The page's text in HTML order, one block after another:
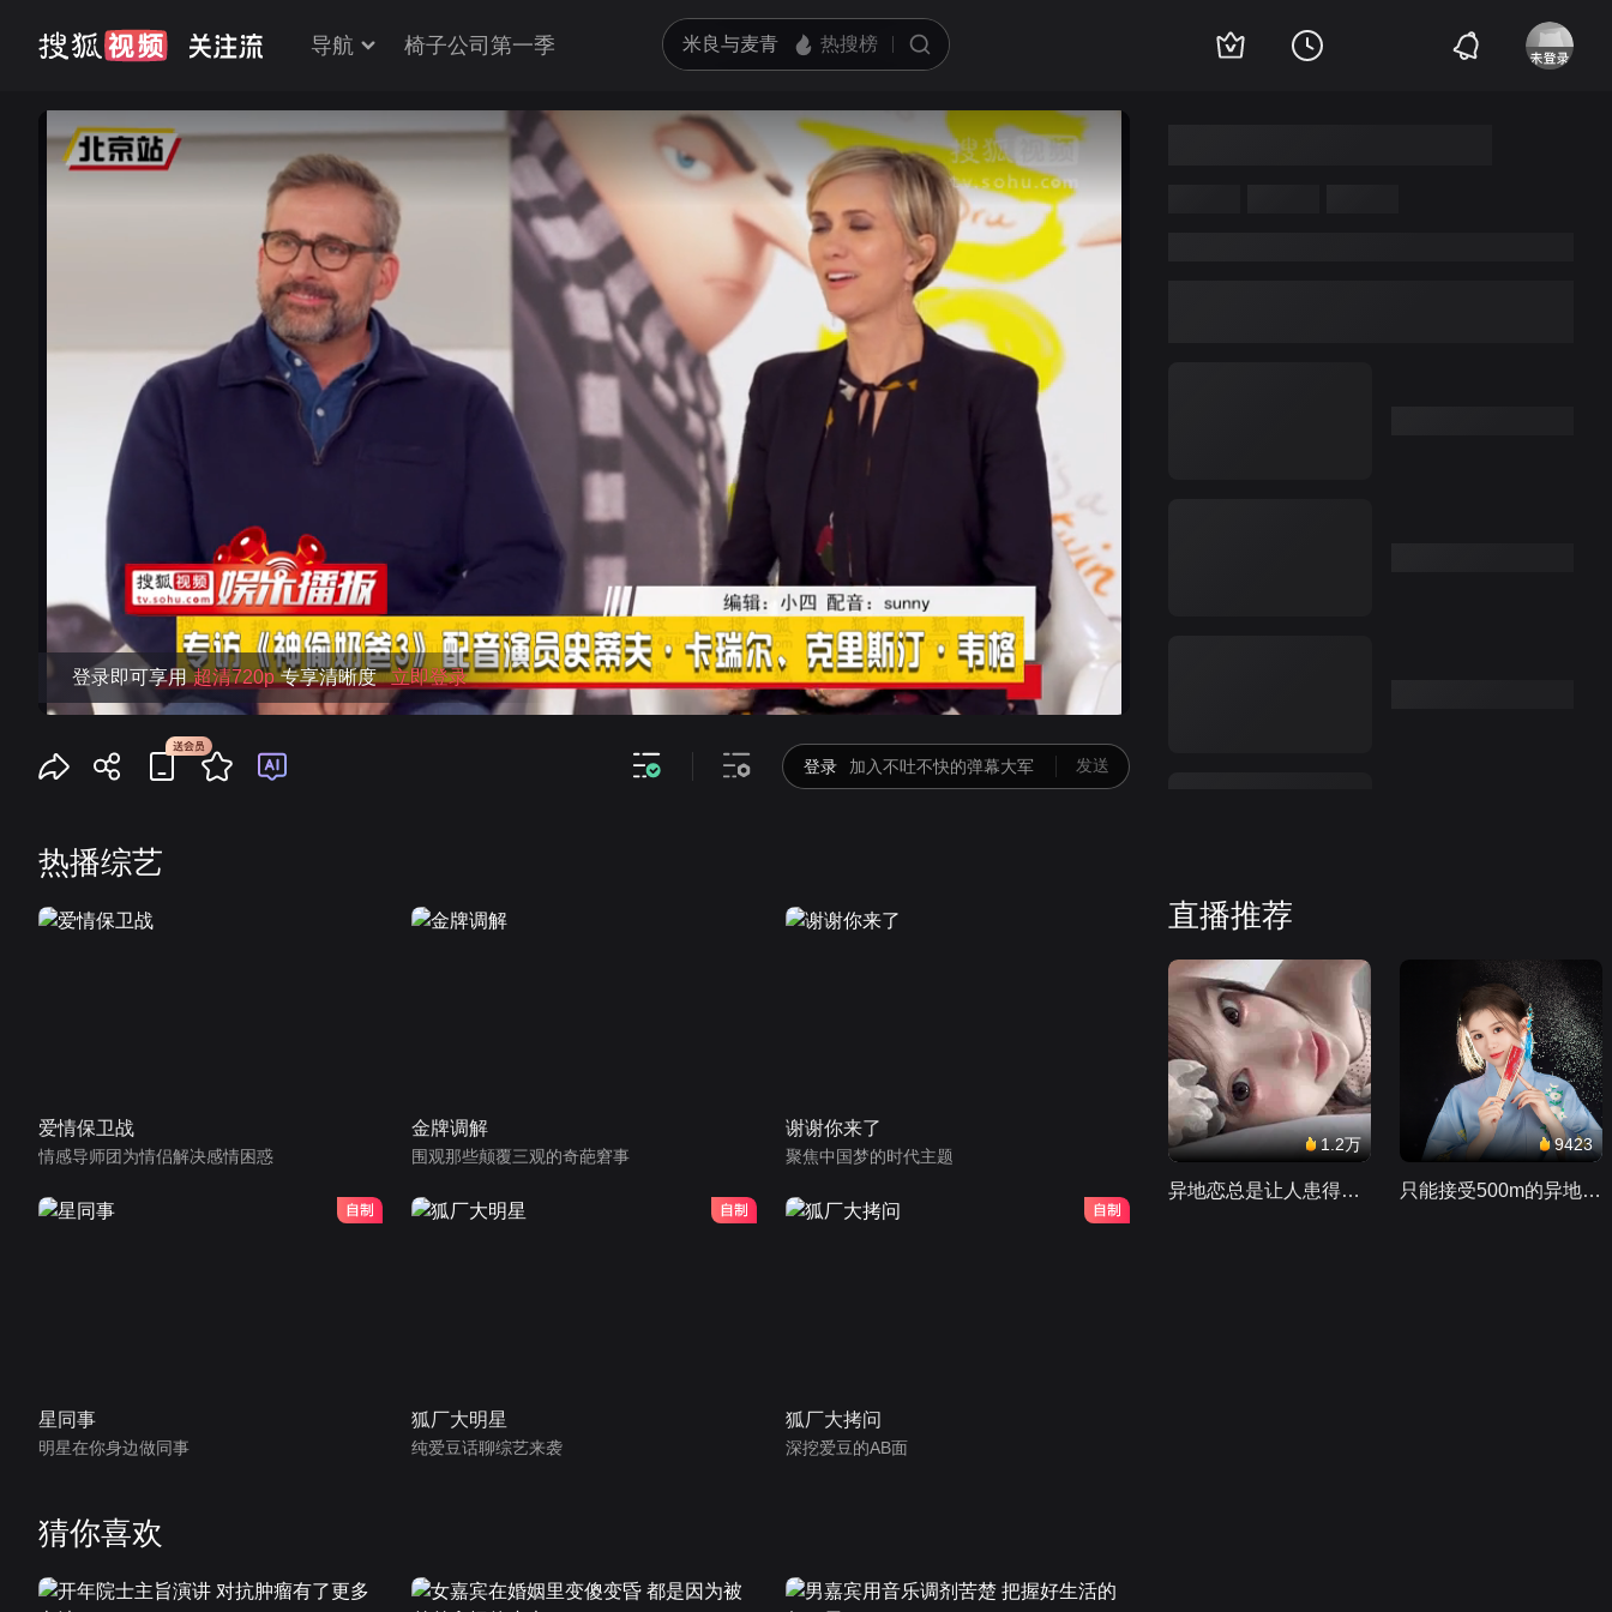
导航 椅子公司第一季
登录即可享用 超清720p 专享清晰度 立即登录 高清 倍速
对比度
登录 加入不吐不快的弹幕大军 发送
热播综艺
爱情保卫战
情感导师团为情侣解决感情困惑
金牌调解
围观那些颠覆三观的奇葩窘事
谢谢你来了
聚焦中国梦的时代主题
星同事
明星在你身边做同事
狐厂大明星
纯爱豆话聊综艺来袭
狐厂大拷问
深挖爱豆的AB面
猜你喜欢
直播推荐
1.2万
异地恋总是让人患得患失。。。
9423
只能接受500m的异地恋，电动车没电了......